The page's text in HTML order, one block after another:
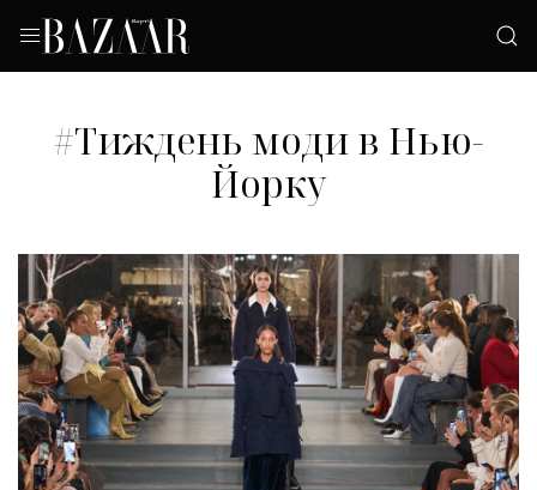
#Тиждень моди в Нью-
Йорку